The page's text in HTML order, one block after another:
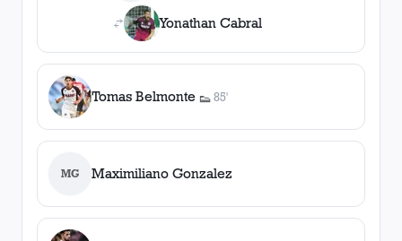
Yonathan Cabral
Tomas Belmonte 👟
1asistencia
85'
MG Maximiliano Gonzalez